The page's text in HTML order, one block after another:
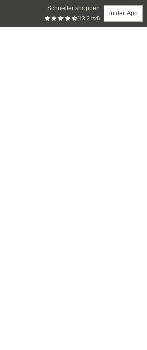
Schneller shoppen
(13.2 tsd)
in der App